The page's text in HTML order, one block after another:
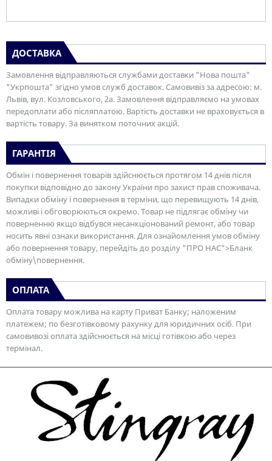
ДОСТАВКА
Замовлення відправляються службами доставки "Нова пошта"
"Укрпошта” згідно умов служб доставок. Самовивіз за адресою: м.
Львів, вул. Козловського, 2а. Замовлення відправляємо на умовах
передоплати або післяплатою. Вартість доставки не враховується в
вартість товару. За винятком поточних акцій.
ГАРАНТІЯ
Обмін і повернення товарів здійснюється протягом 14 днів після
покупки відповідно до закону України про захист прав споживача.
Випадки обміну і повернення в терміни, що перевищують 14 днів,
можливі і обговорюються окремо. Товар не підлягає обміну чи
поверненню якщо відбувся несанкціонований ремонт, або товар
носить явні ознаки використання. Для ознайомлення умов обміну
або повернення товару, перейдіть до розділу "ПРО НАС">Бланк
обміну\повернення.
ОПЛАТА
Оплата товару можлива на карту Приват Банку; наложеним
платежем; по безготівковому рахунку для юридичних осіб. При
самовивозі оплата здійснюється на місці готівкою або через
термінал.